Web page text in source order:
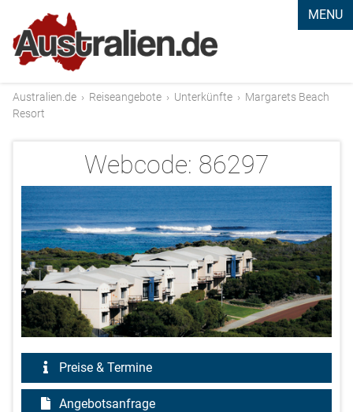
MENU
Australien.de › Reiseangebote › Unterkünfte › Margarets Beach
Resort
Webcode: 86297
Preise & Termine
Angebotsanfrage